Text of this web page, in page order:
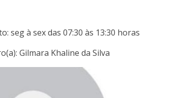
seg à sex das 07:30 às 13:30 horas
Gilmara Khaline da Silva